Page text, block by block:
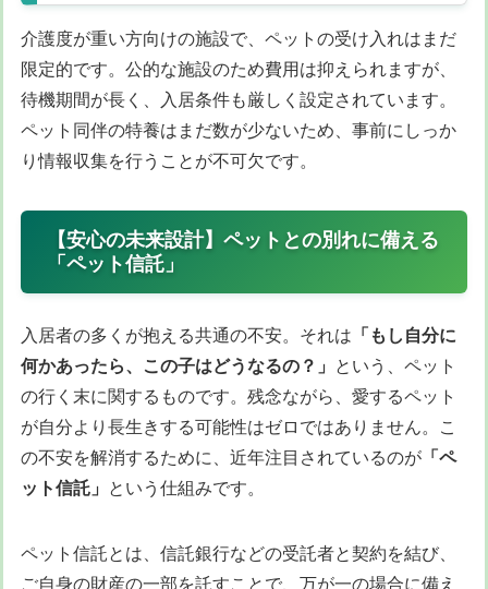
介護度が重い方向けの施設で、ペットの受け入れはまだ
限定的です。公的な施設のため費用は抑えられますが、
待機期間が長く、入居条件も厳しく設定されています。
ペット同伴の特養はまだ数が少ないため、事前にしっか
り情報収集を行うことが不可欠です。
【安心の未来設計】ペットとの別れに備える
「ペット信託」
入居者の多くが抱える共通の不安。それは 「もし自分に
何かあったら、この子はどうなるの？」 という、ペット
の行く末に関するものです。残念ながら、愛するペット
が自分より長生きする可能性はゼロではありません。こ
の不安を解消するために、近年注目されているのが 「ペ
ット信託」 という仕組みです。
ペット信託とは、信託銀行などの受託者と契約を結び、
ご自身の財産の一部を託すことで、万が一の場合に備え